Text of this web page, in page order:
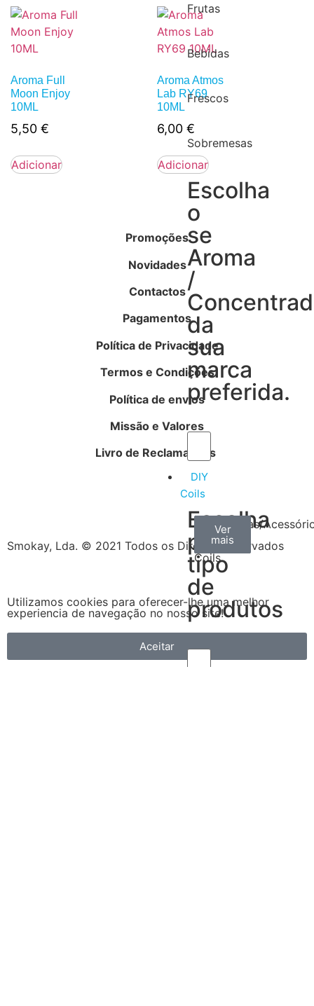
Frutas
Bebidas
Frescos
Sobremesas
Escolha
o
se
Aroma
/
da
sua
marca
preferida.
DIY
Coils
Escolha
por
tipo
de
produtos
Arame
Coils
Ver
mais
Algodão
Ver
mais
Ferramentas/
Ver
mais
Aroma Full
Moon Enjoy
10ML
5,50 €
Adicionar
Aroma Atmos
Lab RY69
10ML
6,00 €
Adicionar
Promoções
Novidades
Contactos
Pagamentos
Política de Privacidade
Termos e Condições
Política de envios
Missão e Valores
Livro de Reclamações
Smokay, Lda. © 2021 Todos os Direitos Reservados
Utilizamos cookies para oferecer-lhe uma melhor
experiencia de navegação no nosso site!
Aceitar